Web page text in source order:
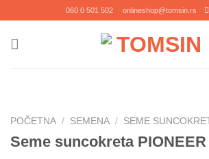
садржај
060 0 501 502 onlineshop@tomsin.rs
POČETNA / SEMENA / SEME
Seme suncokreta